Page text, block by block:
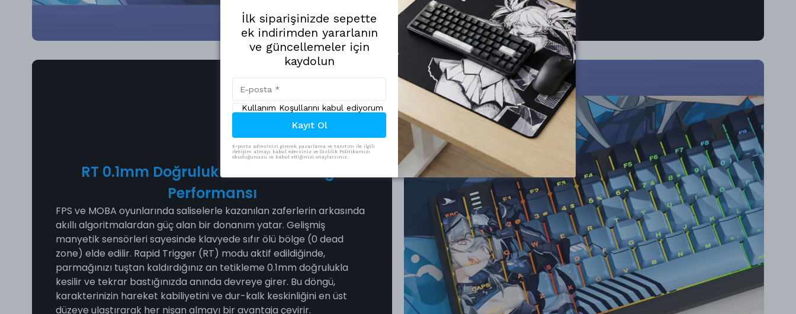
RT 0.1mm Doğruluk ve Sıfır Ölü Bölge
Performansı
FPS ve MOBA oyunlarında saliselerle kazanılan zaferlerin arkasında
akıllı algoritmalardan güç alan bir donanım yatar. Gelişmiş
manyetik sensörleri sayesinde klavyede sıfır ölü bölge (0 dead
zone) elde edilir. Rapid Trigger (RT) modu aktif edildiğinde,
parmağınızı tuştan kaldırdığınız an tetikleme 0.1mm doğrulukla
kesilir ve tekrar bastığınızda anında devreye girer. Bu döngü,
karakterinizin hareket kabiliyetini ve dur-kalk keskinliğini en üst
düzeye ulaştırarak her nişan almayı bir avantaja çevirir.
İlk siparişinizde sepette
ek indirimden yararlanın
ve güncellemeler için
kaydolun
Kullanım Koşullarını kabul ediyorum
Kayıt Ol
E-posta adresinizi girerek pazarlama ve tanıtım ile ilgili
iletişim almayı kabul edersiniz ve Gizlilik Politikamızı
okuduğunuzu ve kabul ettiğinizi onaylarsınız.